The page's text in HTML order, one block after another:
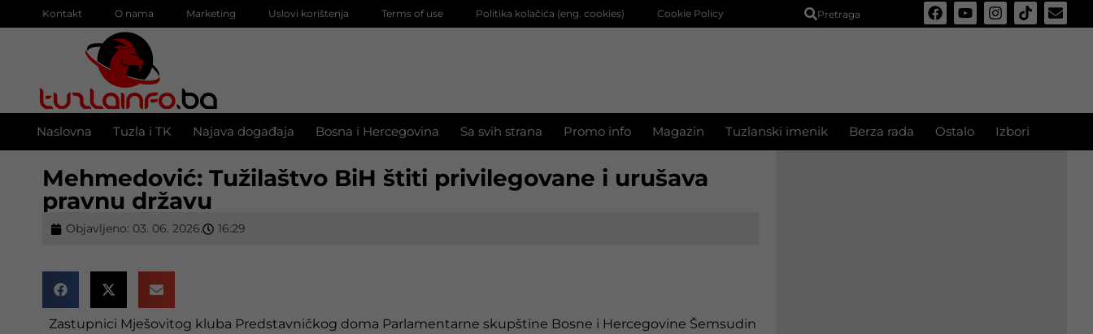
Kontakt O nama Marketing Uslovi korištenja Terms of use Politika kolačića (eng. cookies) Cookie Policy Pretraga
Naslovna Tuzla i TK Najava događaja Bosna i Hercegovina Sa svih strana Promo info Magazin Tuzlanski imenik Berza rada Ostalo Izbori
Mehmedović: Tužilaštvo BiH štiti privilegovane i urušava
pravnu državu
Objavljeno: 03. 06. 2026. 16:29
Zastupnici Mješovitog kluba Predstavničkog doma Parlamentarne skupštine Bosne i Hercegovine Šemsudin